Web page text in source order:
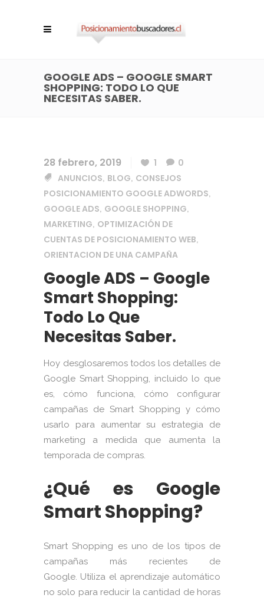
GOOGLE ADS – GOOGLE SMART
SHOPPING: TODO LO QUE
NECESITAS SABER.
28 febrero, 2019 1
0
ANUNCIOS, BLOG, CONSEJOS
POSICIONAMIENTO GOOGLE ADWORDS,
GOOGLE ADS, GOOGLE SHOPPING,
MARKETING, OPTIMIZACIÓN DE
CUENTAS DE POSICIONAMIENTO WEB,
ORIENTACION DE UNA CAMPAÑA
Google ADS – Google
Smart Shopping:
Todo Lo Que
Necesitas Saber.
Hoy desglosaremos todos los detalles de
Google Smart Shopping, incluido lo que
es, cómo funciona, cómo configurar
campañas de Smart Shopping y cómo
usarlo para aumentar su estrategia de
marketing a medida que aumenta la
temporada de compras.
¿Qué es Google
Smart Shopping?
Smart Shopping es uno de los tipos de
campañas más recientes de
Google. Utiliza el aprendizaje automático
no solo para reducir la cantidad de horas